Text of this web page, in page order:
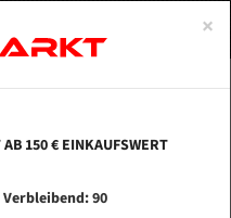
Meterware
×
150 € EINKAUFSWERT
90